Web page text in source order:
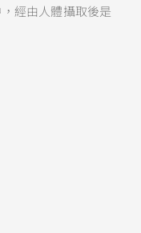
經由人體攝取後是